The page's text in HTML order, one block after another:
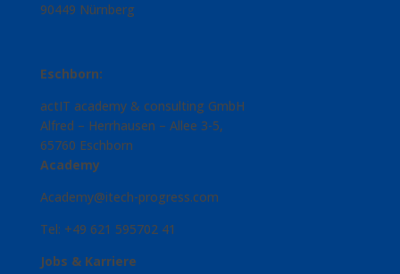
90449 Nürnberg
Eschborn:
actIT academy & consulting GmbH
Alfred – Herrhausen – Allee 3-5,
65760 Eschborn
Academy
Academy@itech-progress.com
Tel: +49 621 595702 41
Jobs & Karriere